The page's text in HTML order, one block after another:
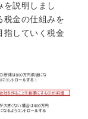
を説明しまし
税金の仕組みを
指していく税金